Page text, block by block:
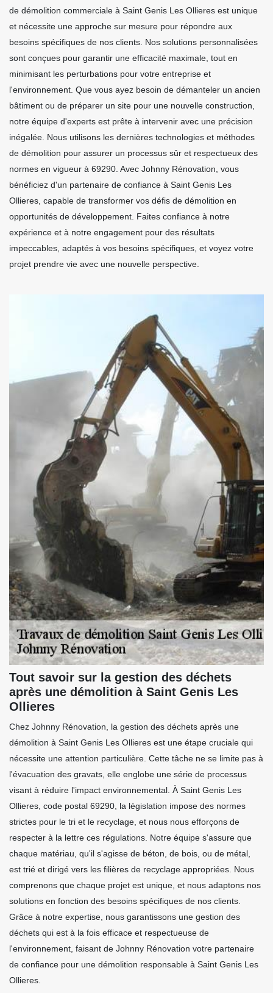
de démolition commerciale à Saint Genis Les Ollieres est unique
et nécessite une approche sur mesure pour répondre aux
besoins spécifiques de nos clients. Nos solutions personnalisées
sont conçues pour garantir une efficacité maximale, tout en
minimisant les perturbations pour votre entreprise et
l'environnement. Que vous ayez besoin de démanteler un ancien
bâtiment ou de préparer un site pour une nouvelle construction,
notre équipe d'experts est prête à intervenir avec une précision
inégalée. Nous utilisons les dernières technologies et méthodes
de démolition pour assurer un processus sûr et respectueux des
normes en vigueur à 69290. Avec Johnny Rénovation, vous
bénéficiez d'un partenaire de confiance à Saint Genis Les
Ollieres, capable de transformer vos défis de démolition en
opportunités de développement. Faites confiance à notre
expérience et à notre engagement pour des résultats
impeccables, adaptés à vos besoins spécifiques, et voyez votre
projet prendre vie avec une nouvelle perspective.
Tout savoir sur la gestion des déchets
après une démolition à Saint Genis Les
Ollieres
Chez Johnny Rénovation, la gestion des déchets après une
démolition à Saint Genis Les Ollieres est une étape cruciale qui
nécessite une attention particulière. Cette tâche ne se limite pas à
l'évacuation des gravats, elle englobe une série de processus
visant à réduire l'impact environnemental. À Saint Genis Les
Ollieres, code postal 69290, la législation impose des normes
strictes pour le tri et le recyclage, et nous nous efforçons de
respecter à la lettre ces régulations. Notre équipe s'assure que
chaque matériau, qu'il s'agisse de béton, de bois, ou de métal,
est trié et dirigé vers les filières de recyclage appropriées. Nous
comprenons que chaque projet est unique, et nous adaptons nos
solutions en fonction des besoins spécifiques de nos clients.
Grâce à notre expertise, nous garantissons une gestion des
déchets qui est à la fois efficace et respectueuse de
l'environnement, faisant de Johnny Rénovation votre partenaire
de confiance pour une démolition responsable à Saint Genis Les
Ollieres.